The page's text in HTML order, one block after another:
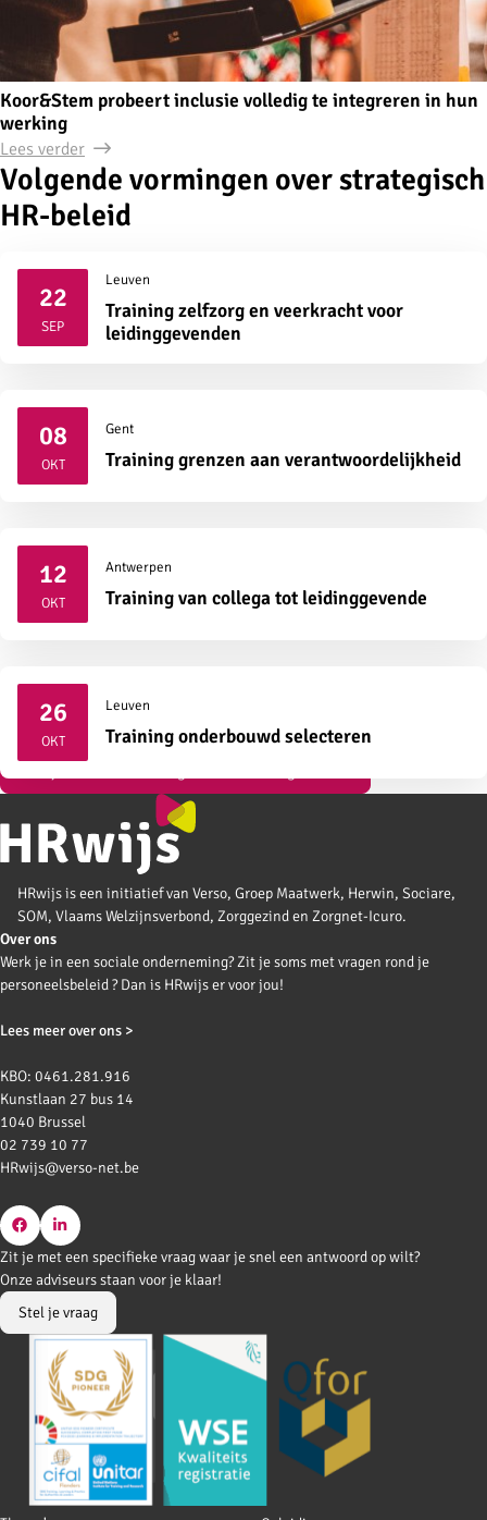
Koor&Stem probeert inclusie volledig te integreren in hun
werking
Lees verder
Volgende vormingen over strategisch
HR-beleid
22
SEP2026
Leuven
Training zelfzorg en veerkracht voor
leidinggevenden
08
OKT2026
Gent
Training grenzen aan verantwoordelijkheid
12
OKT2026
Antwerpen
Training van collega tot leidinggevende
26
OKT2026
Leuven
Training onderbouwd selecteren
HRwijs is een initiatief van Verso, Groep Maatwerk, Herwin, Sociare,
SOM, Vlaams Welzijnsverbond, Zorggezind en Zorgnet-Icuro.
Over ons
Werk je in een sociale onderneming? Zit je soms met vragen rond je
personeelsbeleid ? Dan is HRwijs er voor jou!
Lees meer over ons >
KBO: 0461.281.916
Kunstlaan 27 bus 14
1040 Brussel
02 739 10 77
HRwijs@verso-net.be
Go
to
Facebook
Go
to
LinkedIn
Zit je met een specifieke vraag waar je snel een antwoord op wilt?
Onze adviseurs staan voor je klaar!
Stel je vraag